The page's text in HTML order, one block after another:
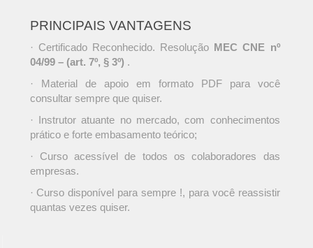
PRINCIPAIS VANTAGENS
· Certificado Reconhecido. Resolução MEC CNE nº
04/99 – (art. 7º, § 3º) .
· Material de apoio em formato PDF para você
consultar sempre que quiser.
· Instrutor atuante no mercado, com conhecimentos
prático e forte embasamento teórico;
· Curso acessível de todos os colaboradores das
empresas.
· Curso disponível para sempre !, para você reassistir
quantas vezes quiser.